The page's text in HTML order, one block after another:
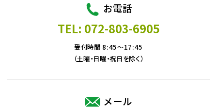
お電話
TEL: 072-803-6905
受付時間 8:45～17:45
（土曜・日曜・祝日を除く）
メール